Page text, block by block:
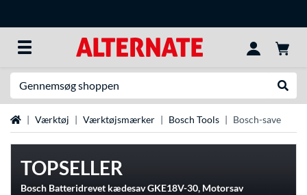
StartsideVærktøj Værktøjsmærker Bosch Tools Bosch-save
TOPSELLER
Bosch Batteridrevet kædesav GKE18V-30, Motorsav